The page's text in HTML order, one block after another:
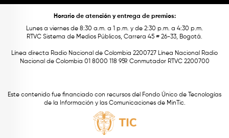
Horario de atención y entrega de premios:
Lunes a viernes de 8:30 a.m. a 1 p.m. y de 2:30 p.m. a 4:30 p.m.
RTVC Sistema de Medios Públicos, Carrera 45 # 26-33, Bogotá.
Línea directa Radio Nacional de Colombia 2200727 Línea Nacional Radio
Nacional de Colombia 01 8000 118 959. Conmutador RTVC 2200700
Este contenido fue financiado con recursos del Fondo Único de Tecnologías
de la Información y las Comunicaciones de MinTic.